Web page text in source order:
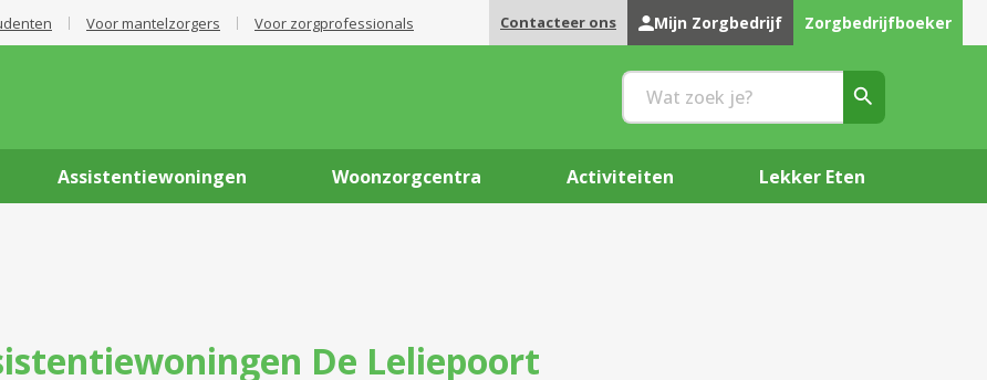
Voor mantelzorgers Voor zorgprofessionals Contacteer ons Mijn Zorgbedrijf Zorgbedrijfboeker
Assistentiewoningen Woonzorgcentra Activiteiten Lekker Eten
De Leliepoort